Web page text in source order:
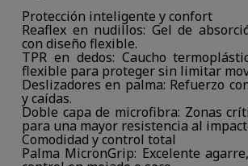
Protección inteligente y confort
Reaflex en nudillos: Gel de
con diseño flexible.
TPR en dedos: Caucho
flexible para proteger sin limitar
Deslizadores en palma: Refuerzo
y caídas.
Doble capa de microfibra: Zonas
para una mayor resistencia al
Comodidad y control total
Palma MicronGrip: Excelente